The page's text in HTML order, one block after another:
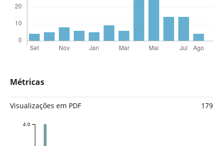
Métricas
Visualizações em PDF 179
4.0